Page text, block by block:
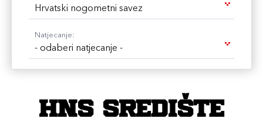
Hrvatski nogometni savez
Natjecanje:
- odaberi natjecanje -
HNS SREDIŠTE